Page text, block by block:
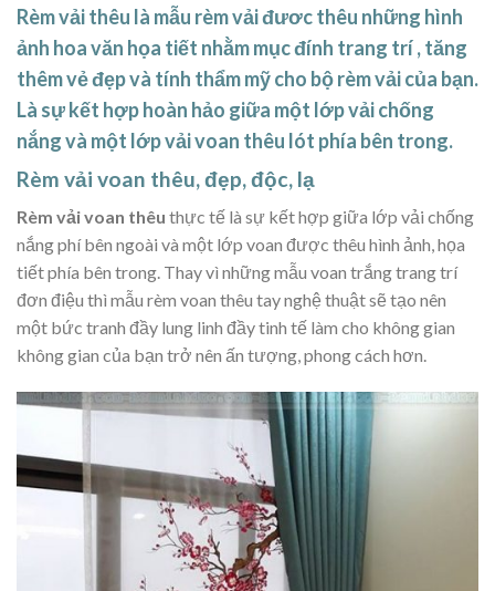
Rèm vải thêu là mẫu rèm vải đươc thêu những hình
ảnh hoa văn họa tiết nhằm mục đính trang trí , tăng
thêm vẻ đẹp và tính thẩm mỹ cho bộ rèm vải của bạn.
Là sự kết hợp hoàn hảo giữa một lớp vải chống
nắng và một lớp vải voan thêu lót phía bên trong.
Rèm vải voan thêu, đẹp, độc, lạ
Rèm vải voan thêu thực tế là sự kết hợp giữa lớp vải chống
nắng phí bên ngoài và một lớp voan được thêu hình ảnh, họa
tiết phía bên trong. Thay vì những mẫu voan trắng trang trí
đơn điệu thì mẫu rèm voan thêu tay nghệ thuật sẽ tạo nên
một bức tranh đầy lung linh đầy tinh tế làm cho không gian
không gian của bạn trở nên ấn tượng, phong cách hơn.